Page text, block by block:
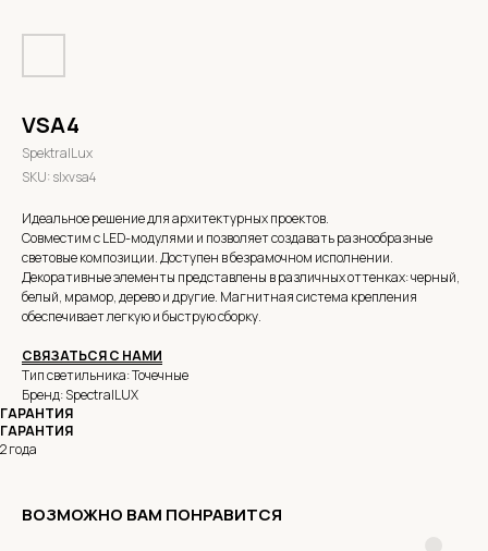
VSA4
SpektralLux
SKU: slxvsa4
Идеальное решение для архитектурных проектов.
Совместим с LED-модулями и позволяет создавать разнообразные
световые композиции. Доступен в безрамочном исполнении.
Декоративные элементы представлены в различных оттенках: черный,
белый, мрамор, дерево и другие. Магнитная система крепления
обеспечивает легкую и быструю сборку.
СВЯЗАТЬСЯ С НАМИ
Тип светильника: Точечные
Бренд: SpectralLUX
ГАРАНТИЯ
ГАРАНТИЯ
2 года
ВОЗМОЖНО ВАМ ПОНРАВИТСЯ